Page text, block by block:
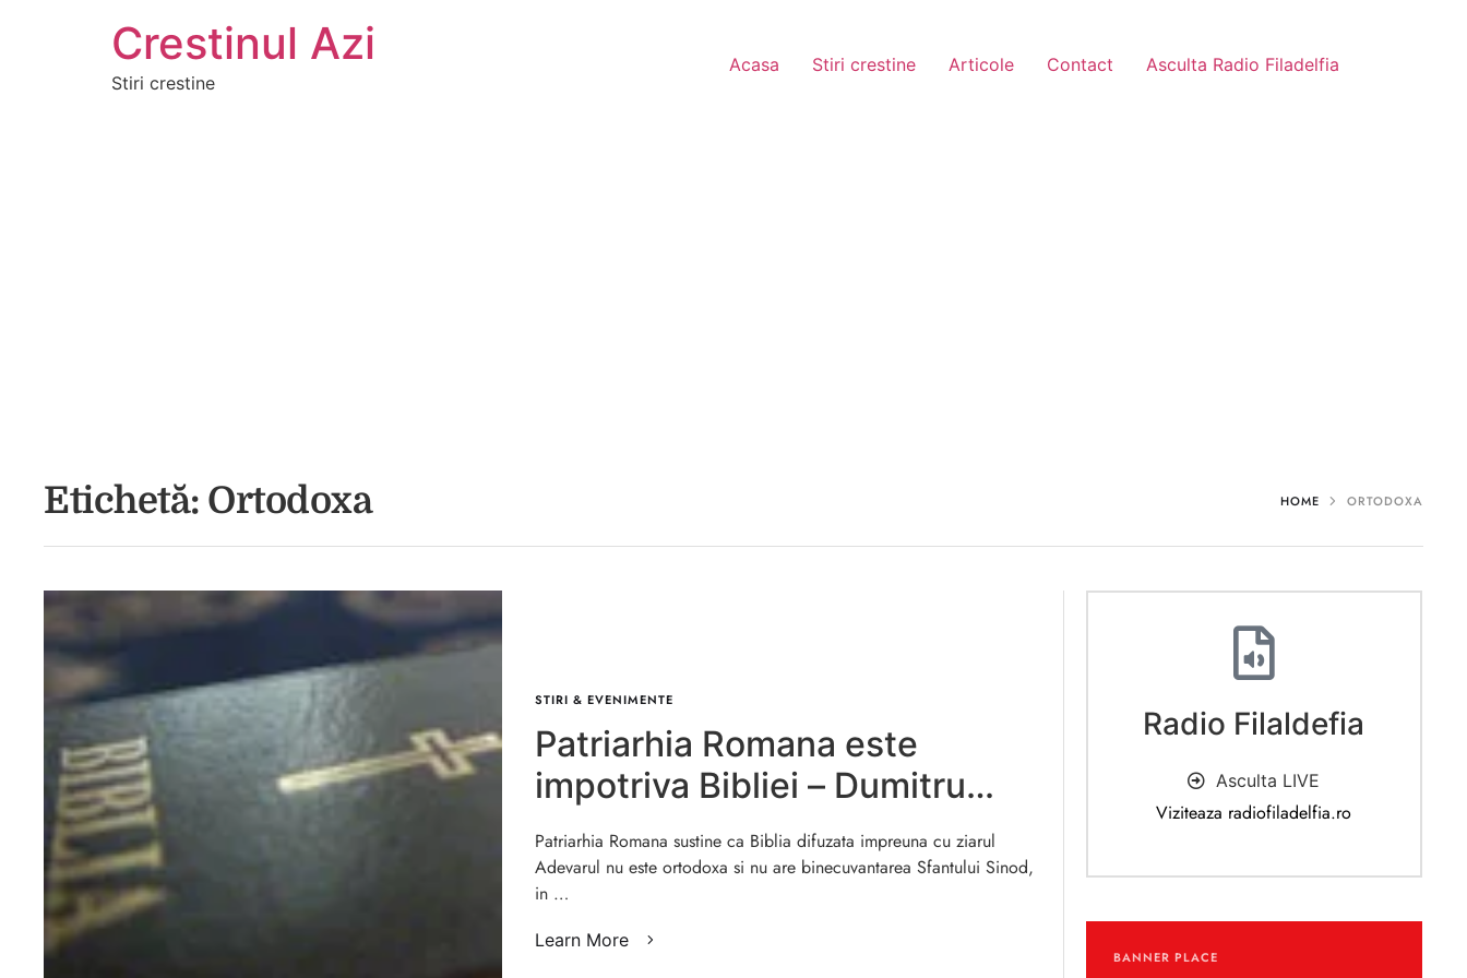
Crestinul Azi
Stiri crestine
Acasa Stiri crestine Articole Contact Asculta Radio Filadelfia
Etichetă: Ortodoxa HOME ORTODOXA
STIRI & EVENIMENTE
Patriarhia Romana este
impotriva Bibliei – Dumitru
Cornilescu
Patriarhia Romana sustine ca Biblia difuzata impreuna cu ziarul
Adevarul nu este ortodoxa si nu are binecuvantarea Sfantului Sinod,
in …
Learn More
Radio Filaldefia
Asculta LIVE
Viziteaza radiofiladelfia.ro
BANNER PLACE